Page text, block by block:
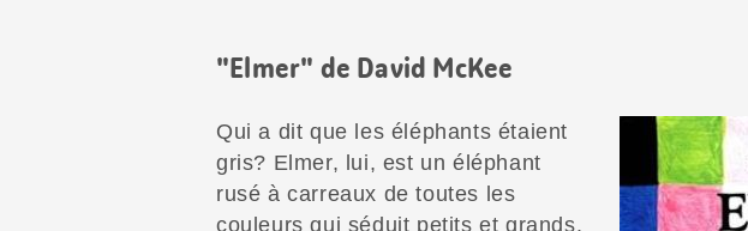
"Elmer" de David McKee
Qui a dit que les éléphants étaient
gris? Elmer, lui, est un éléphant
rusé à carreaux de toutes les
couleurs qui séduit petits et grands.